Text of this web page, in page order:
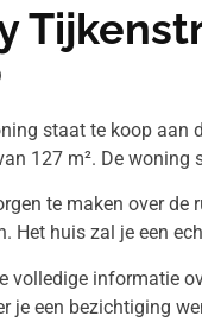
staat te koop aan
127 m². De woning
te maken over de
Het huis zal je een
volledige informatie
je een bezichtiging